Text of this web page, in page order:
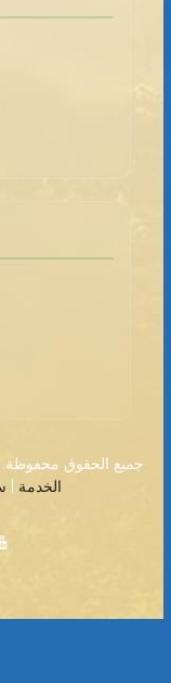
2026 DANIELCZYK · جميع الحقوق محفوظة. |
الخدمة